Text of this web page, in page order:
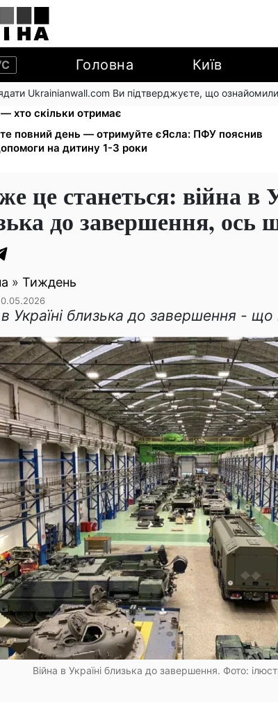
Головна Київ
Ukrainianwall.com Ви підтверджуєте, що
III групи інвалідності з 1 вересня: від 2595 до 10
хто скільки отримає
повний день — отримуйте єЯсла: ПФУ пояснив
на дитину 1-3 роки
це станеться: війна в
до завершення, ось
» Тиждень
в Україні близька до завершення - що
Війна в Україні близька до завершення. Фото: